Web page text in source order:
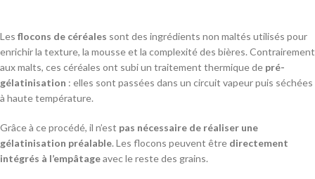
Les flocons de céréales sont des ingrédients non maltés utilisés pour
enrichir la texture, la mousse et la complexité des bières. Contrairement
aux malts, ces céréales ont subi un traitement thermique de pré-
gélatinisation : elles sont passées dans un circuit vapeur puis séchées
à haute température.
Grâce à ce procédé, il n’est pas nécessaire de réaliser une
gélatinisation préalable. Les flocons peuvent être directement
intégrés à l’empâtageavec le reste des grains.